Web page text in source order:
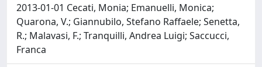
2013-01-01 Cecati, Monia; Emanuelli, Monica;
Quarona, V.; Giannubilo, Stefano Raffaele; Senetta,
R.; Malavasi, F.; Tranquilli, Andrea Luigi; Saccucci,
Franca